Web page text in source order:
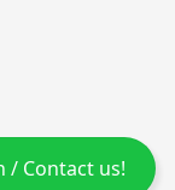
/ Contact us!
GmbH